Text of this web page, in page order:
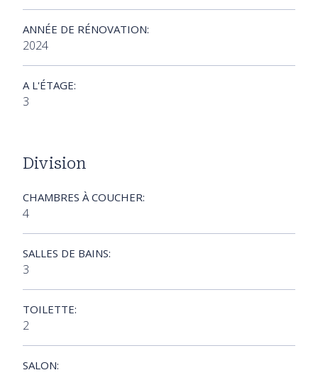
ANNÉE DE RÉNOVATION:
2024
A L'ÉTAGE:
3
Division
CHAMBRES À COUCHER:
4
SALLES DE BAINS:
3
TOILETTE:
2
SALON: